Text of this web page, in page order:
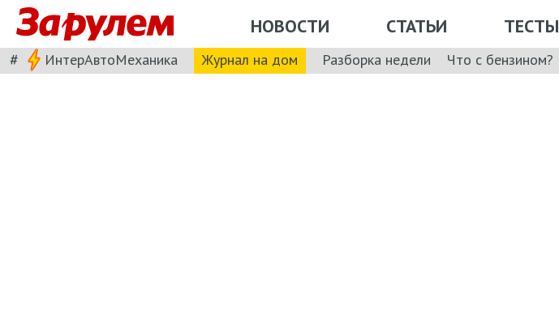
НОВОСТИ СТАТЬИ ТЕСТЫ
# ИнтерАвтоМеханика Журнал на дом Разборка недели Что с бензином?